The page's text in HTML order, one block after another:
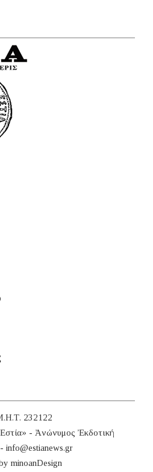
232122
- Ἀνώνυμος Ἐκδοτική
info@estianews.gr
minoanDesign